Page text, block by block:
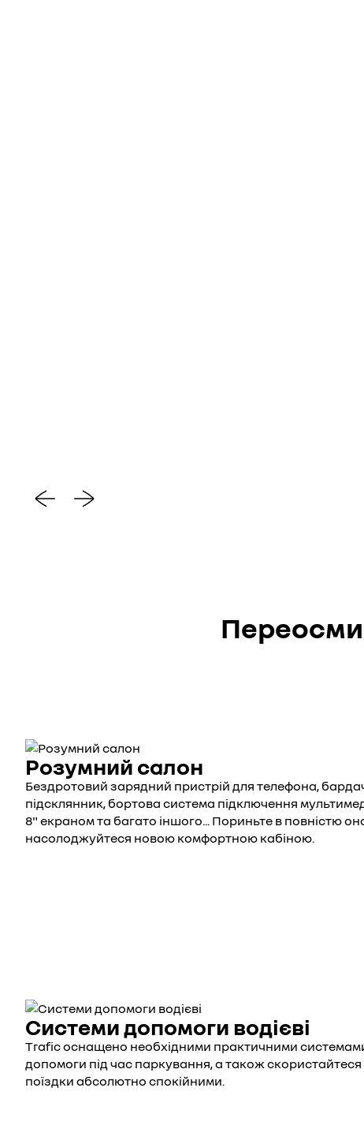
Розумний салон
Бездротовий зарядний пристрій для телефона,
підсклянник, бортова система підключення
8" екраном та багато іншого... Пориньте в повністю
насолоджуйтеся новою комфортною кабіною.
Системи допомоги водієві
Trafic оснащено необхідними практичними системами
допомоги під час паркування, а також
поїздки абсолютно спокійними.